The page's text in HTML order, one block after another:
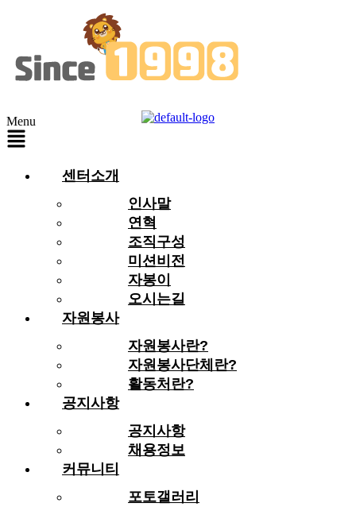
Menu
센터소개
인사말
연혁
조직구성
미션비전
자봉이
오시는길
자원봉사
자원봉사란?
자원봉사단체란?
활동처란?
공지사항
공지사항
채용정보
커뮤니티
포토갤러리